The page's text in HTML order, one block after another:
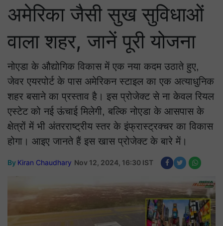
अमेरिका जैसी सुख सुविधाओं
वाला शहर, जानें पूरी योजना
नोएडा के औद्योगिक विकास में एक नया कदम उठाते हुए,
जेवर एयरपोर्ट के पास अमेरिकन स्टाइल का एक अत्याधुनिक
शहर बसाने का प्रस्ताव है। इस प्रोजेक्ट से ना केवल रियल
एस्टेट को नई ऊंचाई मिलेगी, बल्कि नोएडा के आसपास के
क्षेत्रों में भी अंतरराष्ट्रीय स्तर के इंफ्रास्ट्रक्चर का विकास
होगा। आइए जानते हैं इस खास प्रोजेक्ट के बारे में।
By Kiran Chaudhary Nov 12, 2024, 16:30 IST